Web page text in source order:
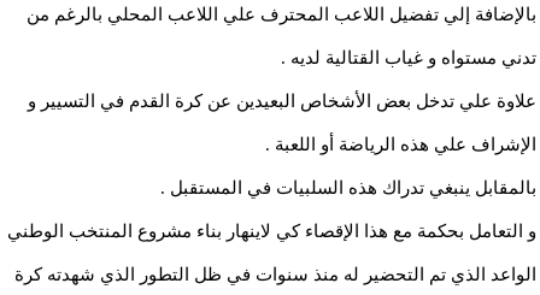
بالإضافة إلي تفضيل اللاعب المحترف علي اللاعب المحلي بالرغم من
تدني مستواه و غياب القتالية لديه .
علاوة علي تدخل بعض الأشخاص البعيدين عن كرة القدم في التسيير و
الإشراف علي هذه الرياضة أو اللعبة .
بالمقابل ينبغي تدراك هذه السلبيات في المستقبل .
و التعامل بحكمة مع هذا الإقصاء كي لاينهار بناء مشروع المنتخب الوطني
الواعد الذي تم التحضير له منذ سنوات في ظل التطور الذي شهدته كرة